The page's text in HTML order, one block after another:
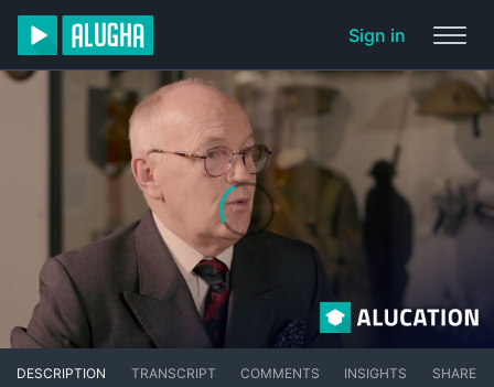
Sign in
DESCRIPTION TRANSCRIPT COMMENTS INSIGHTS SHARE